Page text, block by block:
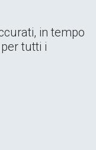
in tempo
tutti i